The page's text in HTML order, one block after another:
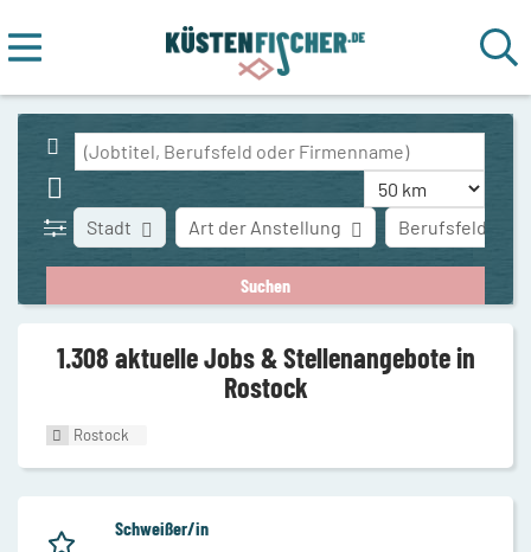
Stadt Art der Anstellung Berufsfeld
1.308 aktuelle Jobs & Stellenangebote in
Rostock
Rostock
Schweißer/in